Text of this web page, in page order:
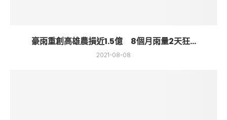
豪雨重創高雄農損近1.5億 8個月雨量2天狂...
2021-08-08